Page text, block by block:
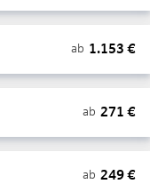
ab 1.153 €
ab 271 €
ab 249€